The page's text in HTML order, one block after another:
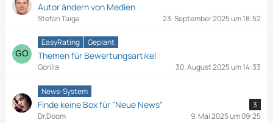
Autor ändern von Medien
Stefan Taiga 23. September 2025 um 18:52
EasyRating Geplant
Themen für Bewertungsartikel
Gorilla 30. August 2025 um 14:33
News-System
Finde keine Box für "Neue News"
3
Dr.Doom
9. Mai 2025 um 09:25